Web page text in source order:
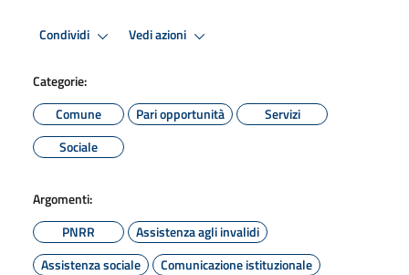
Condividi Vedi azioni
Categorie:
Comune
Pari opportunità
Servizi
Sociale
Argomenti:
PNRR
Assistenza agli invalidi
Assistenza sociale
Comunicazione istituzionale